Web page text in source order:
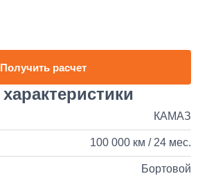
и бортов на КАМАЗ
150 000
от 5 до 10 дней
Получить расчет
КАМАЗ
100 000 км / 24 мес.
Бортовой